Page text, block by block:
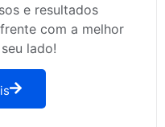
e resultados
com a melhor
lado!